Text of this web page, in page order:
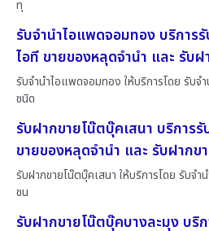
ทุ
รับจำนำไอแพดจอมทอง บริการ
ไอที ขายของหลุดจำนำ และ รับ
รับจำนำไอแพดจอมทอง ให้บริการโดย รับจํ
ชนิด
รับฝากขายโน๊ตบุ๊คเสนา บริการ
ขายของหลุดจำนำ และ รับฝาก
รับฝากขายโน๊ตบุ๊คเสนา ให้บริการโดย รับจํ
ชน
รับฝากขายโน๊ตบุ๊คบางละมุง บริ